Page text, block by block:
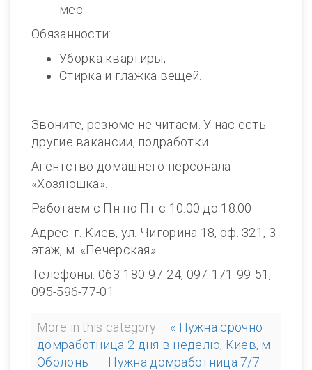
мес.
Обязанности:
Уборка квартиры,
Стирка и глажка вещей.
Звоните, резюме не читаем. У нас есть
другие вакансии, подработки.
Агентство домашнего персонала
«Хозяюшка».
Работаем с Пн по Пт с 10.00 до 18.00
Адрес: г. Киев, ул. Чигорина 18, оф. 321, 3
этаж, м. «Печерская»
Телефоны: 063-180-97-24, 097-171-99-51,
095-596-77-01
More in this category:
« Нужна срочно
домработница 2 дня в неделю, Киев, м.
Оболонь
Нужна домработница 7/7